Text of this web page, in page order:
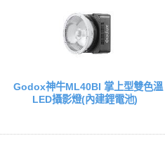
Godox神牛ML40BI 掌上型雙色溫
LED攝影燈(內建鋰電池)